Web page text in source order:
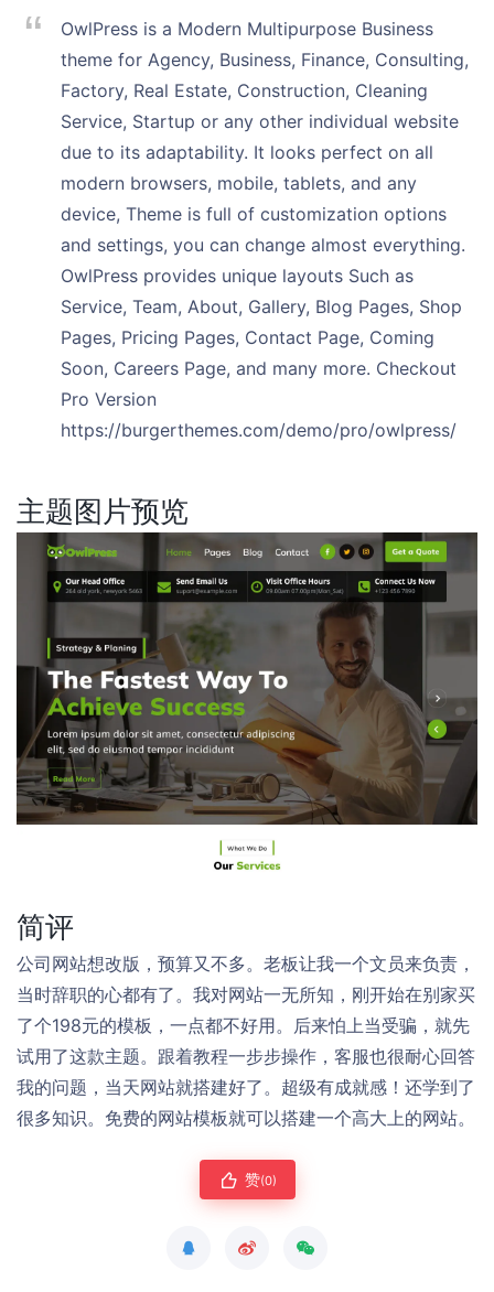
OwlPress is a Modern Multipurpose Business
theme for Agency, Business, Finance, Consulting,
Factory, Real Estate, Construction, Cleaning
Service, Startup or any other individual website
due to its adaptability. It looks perfect on all
modern browsers, mobile, tablets, and any
device, Theme is full of customization options
and settings, you can change almost everything.
OwlPress provides unique layouts Such as
Service, Team, About, Gallery, Blog Pages, Shop
Pages, Pricing Pages, Contact Page, Coming
Soon, Careers Page, and many more. Checkout
Pro Version
https://burgerthemes.com/demo/pro/owlpress/
主题图片预览
简评
公司网站想改版，预算又不多。老板让我一个文员来负责，
当时辞职的心都有了。我对网站一无所知，刚开始在别家买
了个198元的模板，一点都不好用。后来怕上当受骗，就先
试用了这款主题。跟着教程一步步操作，客服也很耐心回答
我的问题，当天网站就搭建好了。超级有成就感！还学到了
很多知识。免费的网站模板就可以搭建一个高大上的网站。
赞(0)